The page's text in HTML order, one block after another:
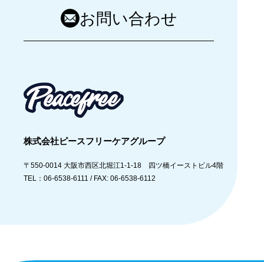
お問い合わせ
株式会社ピースフリーケアグループ
〒550-0014 大阪市西区北堀江1-1-18 四ツ橋イーストビル4階
TEL：06-6538-6111 / FAX: 06-6538-6112